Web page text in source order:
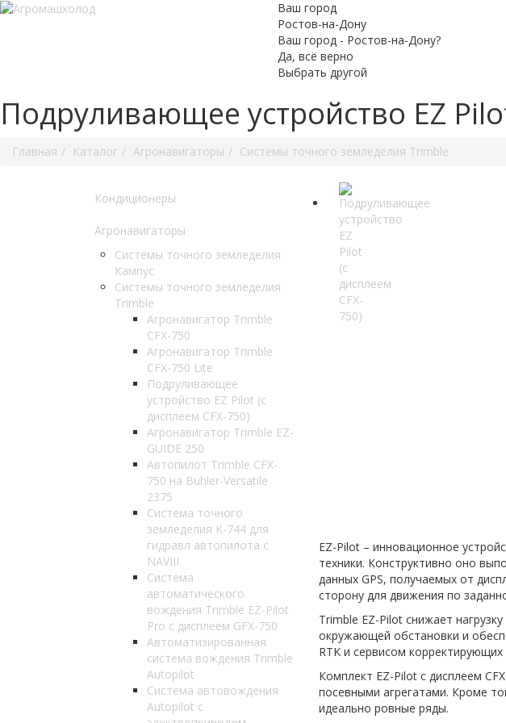
Ваш город
Ростов-на-Дону
Ваш город - Ростов-на-Дону?
Да, всё верно
Выбрать другой
Подруливающее устройство EZ
Главная Каталог Агронавигаторы Системы точного земледелия Trimble
Кондиционеры
Агронавигаторы
Системы точного земледелия
Кампус
Системы точного земледелия
Trimble
Агронавигатор Trimble
CFX-750
Агронавигатор Trimble
CFX-750 Lite
Подруливающее
устройство EZ Pilot (с
дисплеем СFX-750)
Агронавигатор Trimble EZ-
GUIDE 250
Автопилот Trimble CFX-
750 на Buhler-Versatile
2375
Система точного
земледелия К-744 для
гидравл автопилота с
NAVIII
Система
автоматического
вождения Trimble EZ-Pilot
Pro с дисплеем GFX-750
Автоматизированная
система вождения Trimble
Autopilot
Система автовождения
Autopilot с
EZ-Pilot – инновационное
техники. Конструктивно оно
данных GPS, получаемых от
сторону для движения по
Trimble EZ-Pilot снижает
окружающей обстановки и
RTK и сервисом
Комплект EZ-Pilot с дисплеем
посевными агрегатами. Кроме
идеально ровные ряды.